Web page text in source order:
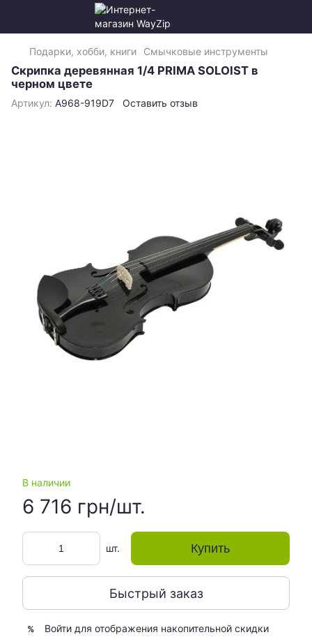
Подарки, хобби, книги Смычковые инструменты
Скрипка деревянная 1/4 PRIMA SOLOIST в
черном цвете
Артикул: A968-919D7 Оставить отзыв
В наличии
6 716 грн/шт.
шт. Купить
Быстрый заказ
% Войти для отображения накопительной скидки